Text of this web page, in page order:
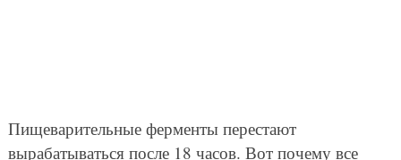
Пищеварительные ферменты перестают
вырабатываться после 18 часов. Вот почему все